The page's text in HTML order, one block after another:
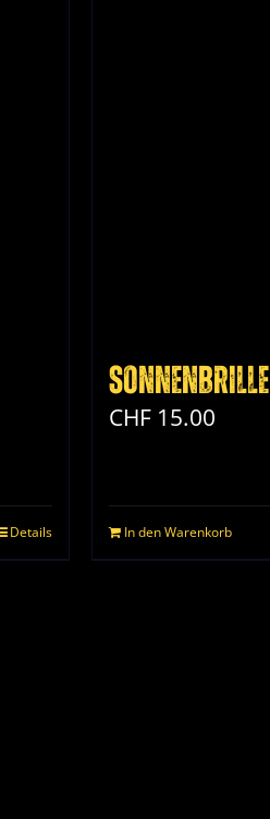
Details
Sonnenbrille
CHF15.00
In den Warenkorb